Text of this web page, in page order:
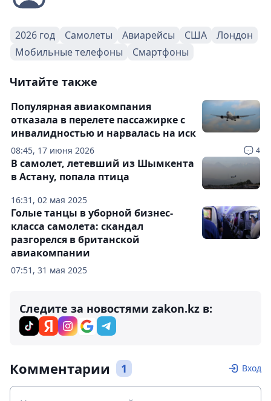
2026 год Самолеты Авиарейсы США
Лондон
Мобильные телефоны
Смартфоны
Читайте также
08:45, 17 июня 2026 4
Популярная авиакомпания
отказала в перелете пассажирке с
инвалидностью и нарвалась на иск
16:31, 02 мая 2025
В самолет, летевший из Шымкента
в Астану, попала птица
07:51, 31 мая 2025
Голые танцы в уборной бизнес-
класса самолета: скандал
разгорелся в британской
авиакомпании
Следите за новостями zakon.kz в:
Комментарии 1 Вход